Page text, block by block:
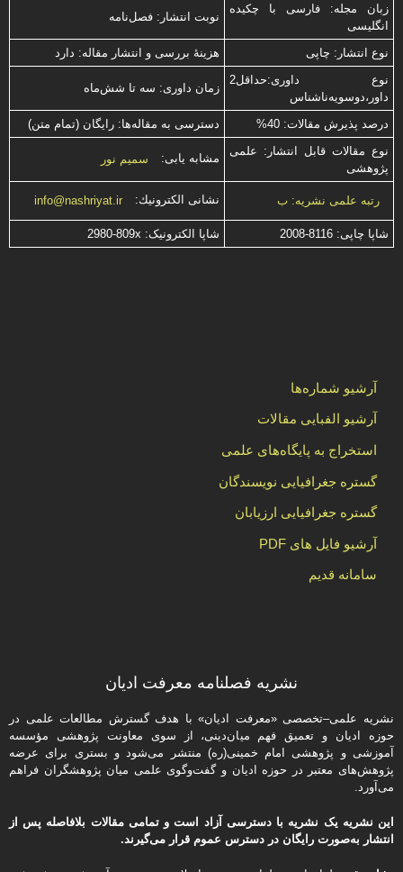
زبان مجله: فارسی با چكیده
انگلیسی
نوبت انتشار: فصل‌نامه
نوع انتشار: چاپی
هزینۀ بررسی و انتشار مقاله: دارد
نوع داوری:حداقل2
داور،دوسویه‌ناشناس
زمان داوری: سه تا شش‌ماه
درصد پذیرش مقالات: 40%
دسترسی به مقاله‌ها: رایگان (تمام متن)
نوع مقالات قابل انتشار: علمی
پژوهشی
مشابه یابی: سمیم نور
رتبه علمی نشریه: ب نشانی الكترونیك: info@nashriyat.ir
شاپا چاپی: 2008-8116 شاپا الکترونیک: 2980-809x
آرشیو شماره‌ها
آرشیو الفبایی مقالات
استخراج به پایگاه‌های علمی
گستره جغرافیایی نویسندگان
گستره جغرافیایی ارزیابان
آرشیو فایل های PDF
سامانه قدیم
نشریه فصلنامه معرفت ادیان
نشریه علمی–تخصصی «معرفت ادیان» با هدف گسترش مطالعات علمی در
حوزه ادیان و تعمیق فهم میان‌دینی، از سوی معاونت پژوهشی مؤسسه
آموزشی و پژوهشی امام خمینی(ره) منتشر می‌شود و بستری برای عرضه
پژوهش‌های معتبر در حوزه ادیان و گفت‌وگوی علمی میان پژوهشگران فراهم
می‌آورد.
این نشریه یک نشریه با دسترسی آزاد است و تمامی مقالات بلافاصله پس از
انتشار به‌صورت رایگان در دسترس عموم قرار می‌گیرند.